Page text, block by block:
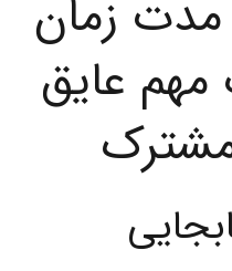
مدت زمان
عایق